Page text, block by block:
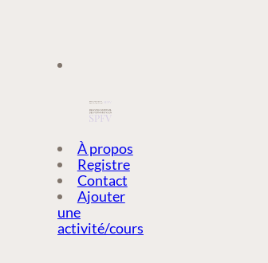
À PROPOS
REGISTRE
À propos
Registre
Contact
Ajouter
une
activité/cours